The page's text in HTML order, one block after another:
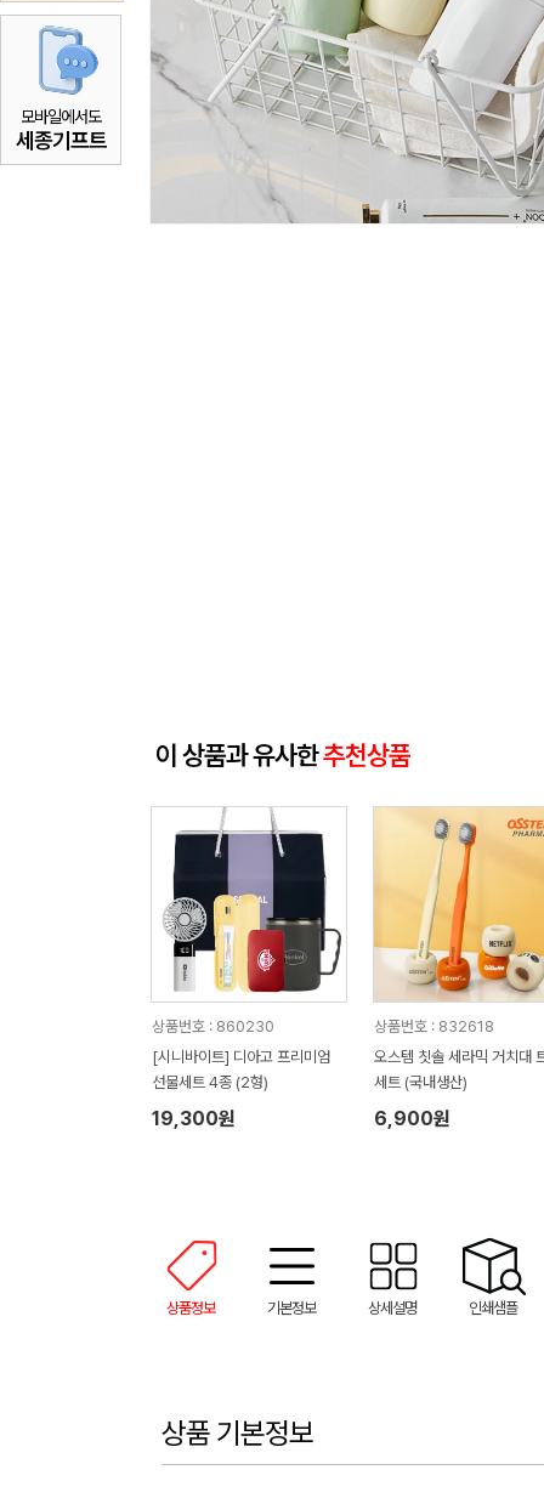
모바일에서도
세종기프트
이 상품과 유사한추천상품
상품번호 : 860230
[시니바이트] 디아고 프리미엄
선물세트 4종 (2형)
19,300원
상품번호 : 832618
오스템 칫솔 세라믹 거치대
세트 (국내생산)
6,900원
상품정보 기본정보 상세설명 인쇄샘플
상품 기본정보